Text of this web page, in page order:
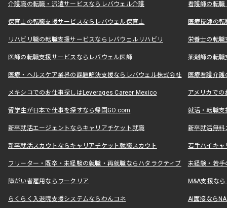
介護職の転職・派遣サービスならレバウェル介護 看護師の転
保育士の転職支援サービスならレバウェル保育士 医療技師の
リハビリ職の転職支援サービスならレバウェルリハビリ 栄養士の転
医師の転職支援サービスならレバウェル医師 薬剤師の転
医療・ヘルスケア業界の課題解決支援ならレバウェル株式会社 医療看護介
メキシコでのお仕事探しはLeverages Career Mexico アメリカで
留学生が日本で仕事を探すなら帰国GO.com 就活・転職
新卒就活エージェントならキャリアチケット就職 新卒就活無料
新卒就活スカウトならキャリアチケット就職スカウト 若手ハイキ
フリーター・既卒・未経験の就職・再就職ならハタラクティブ 未経験・若手
障がい者雇用ならワークリア M&A支援な
らくらく入退院支援システムならわんコネ AI面接なら